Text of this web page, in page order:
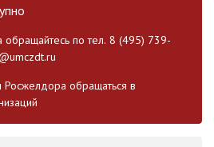
обращайтесь по тел. 8 (495) 739-
обращаться в